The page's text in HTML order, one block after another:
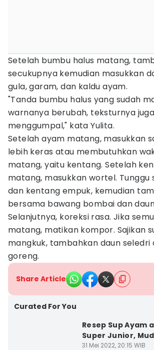
Setelah bumbu halus matang,
secukupnya kemudian masukkan
gula, garam, dan kaldu ayam.
"Tanda bumbu halus yang sudah
warnanya berubah, teksturnya
menggumpal," kata Yulita.
Setelah ayam matang, masukkan
lebih keras atau membutuhkan
matang, yaitu kentang. Setelah
matang, masukkan wortel.
dan kentang empuk, kemudian
bersama bawang bombai dan
Selanjutnya, koreksi rasa. Jika
matang, matikan kompor. Sajikan
mangkuk, tambahkan daun seledri
goreng.
Share Article
Curated For You
Resep Sup Ayam
Super Junior,
31 Mei 2022, 20:15 WIB